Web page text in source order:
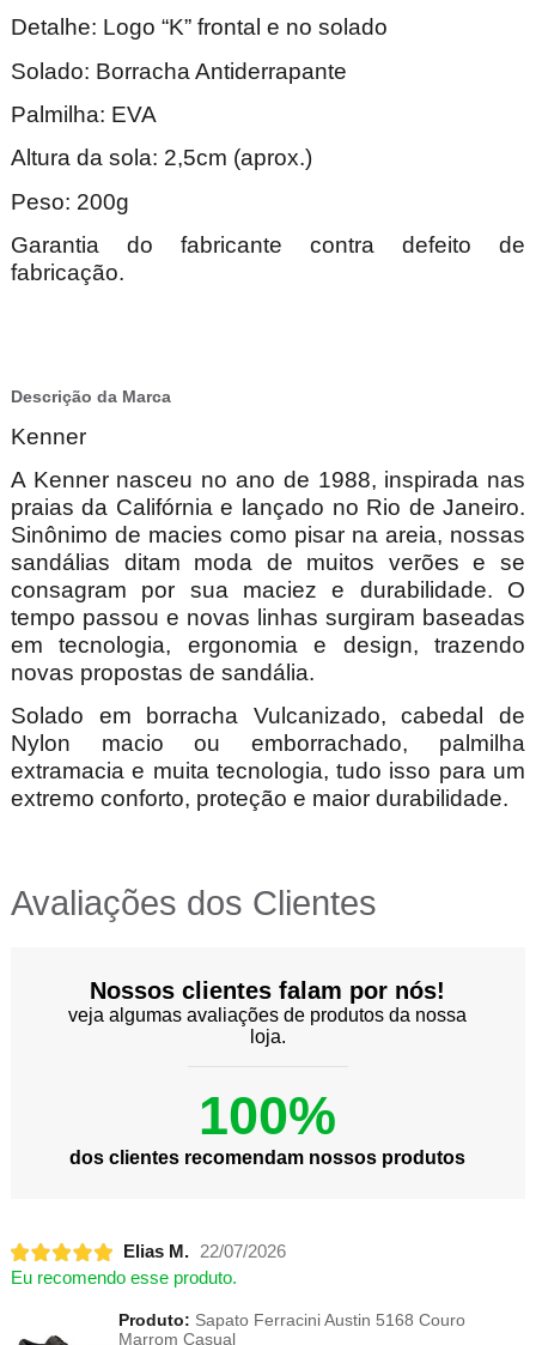
Detalhe: Logo “K” frontal e no solado
Solado: Borracha Antiderrapante
Palmilha: EVA
Altura da sola: 2,5cm (aprox.)
Peso: 200g
Garantia do fabricante contra defeito de
fabricação.
Descrição da Marca
Kenner
A Kenner nasceu no ano de 1988, inspirada nas
praias da Califórnia e lançado no Rio de Janeiro.
Sinônimo de macies como pisar na areia, nossas
sandálias ditam moda de muitos verões e se
consagram por sua maciez e durabilidade. O
tempo passou e novas linhas surgiram baseadas
em tecnologia, ergonomia e design, trazendo
novas propostas de sandália.
Solado em borracha Vulcanizado, cabedal de
Nylon macio ou emborrachado, palmilha
extramacia e muita tecnologia, tudo isso para um
extremo conforto, proteção e maior durabilidade.
Avaliações dos Clientes
Nossos clientes falam por nós!
veja algumas avaliações de produtos da nossa
loja.
100%
dos clientes recomendam nossos produtos
Elias M. 22/07/2026
Eu recomendo esse produto.
Produto: Sapato Ferracini Austin 5168 Couro
Marrom Casual